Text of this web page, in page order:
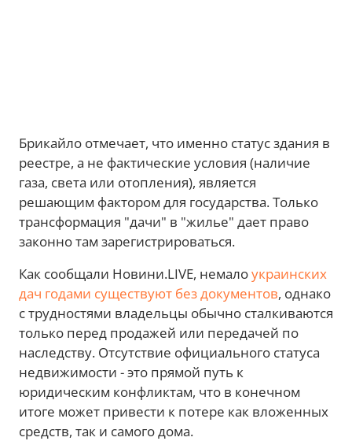
Брикайло отмечает, что именно статус здания в
реестре, а не фактические условия (наличие
газа, света или отопления), является
решающим фактором для государства. Только
трансформация "дачи" в "жилье" дает право
законно там зарегистрироваться.
Как сообщали Новини.LIVE, немалоукраинских
дач годами существуют без документов, однако
с трудностями владельцы обычно сталкиваются
только перед продажей или передачей по
наследству. Отсутствие официального статуса
недвижимости - это прямой путь к
юридическим конфликтам, что в конечном
итоге может привести к потере как вложенных
средств, так и самого дома.